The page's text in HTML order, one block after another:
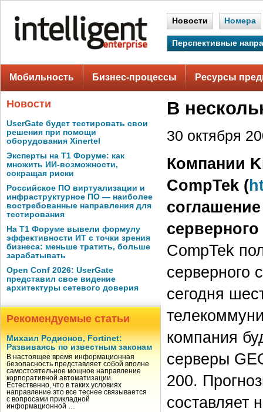
Новости Номера
Перспективные
Мобильность Бизнес-процессы Ресурсы
Новости
UserGate будет тестировать свои
решения при помощи
оборудования Xinertel
Эксперты на Т1 Форуме: как
множить ИИ-возможности,
сокращая риски
Российское ПО виртуализации и
инфраструктурное ПО — наиболее
востребованные направления для
тестирования
На Т1 Форуме вывели формулу
эффективности ИТ с точки зрения
бизнеса: меньше тратить, больше
зарабатывать
Open Conf 2026: UserGate
представил свое видение
архитектуры сетевого доверия
Рекомендуемые статьи
Михаил Родионов, Fortinet:
Развиваясь по известным законам
В настоящее время информационная
безопасность представляет собой вполне
самостоятельное мощное направление
корпоративной автоматизации.
Естественно, что в таких условиях
направление это все теснее связывается
с вопросами прикладной
информационной …
В
30 октября
Компании
CompTek (
CompTek
серверного
сегодня
компания
серверы
200.
составляет